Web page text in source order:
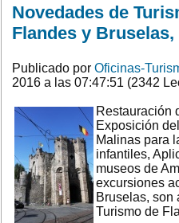
Novedades de
Flandes y
Publicado por Oficinas-
2016 a las 07:47:51 (2342
Restauración
Exposición
Malinas para
infantiles,
museos de
excursiones
Bruselas, son
Turismo de